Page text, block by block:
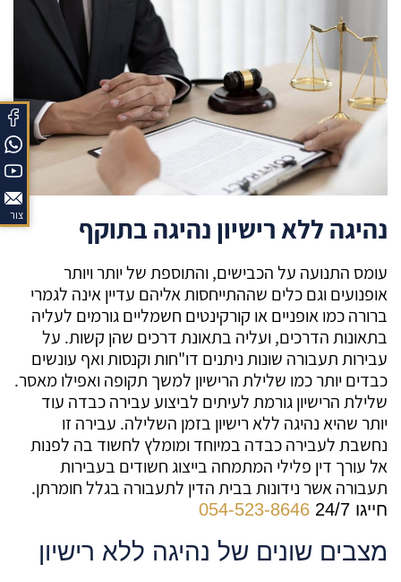
צור
קשר
נהיגה ללא רישיון נהיגה בתוקף
עומס התנועה על הכבישים, והתוספת של יותר ויותר
אופנועים וגם כלים שההתייחסות אליהם עדיין אינה לגמרי
ברורה כמו אופניים או קורקינטים חשמליים גורמים לעליה
בתאונות הדרכים, ועליה בתאונת דרכים שהן קשות. על
עבירות תעבורה שונות ניתנים דו"חות וקנסות ואף עונשים
כבדים יותר כמו שלילת הרישיון למשך תקופה ואפילו מאסר.
שלילת הרישיון גורמת לעיתים לביצוע עבירה כבדה עוד
יותר שהיא נהיגה ללא רישיון בזמן השלילה. עבירה זו
נחשבת לעבירה כבדה במיוחד ומומלץ לחשוד בה לפנות
אל עורך דין פלילי המתמחה בייצוג חשודים בעבירות
תעבורה אשר נידונות בבית הדין לתעבורה בגלל חומרתן.
חייגו 24/7 054-523-8646
מצבים שונים של נהיגה ללא רישיון